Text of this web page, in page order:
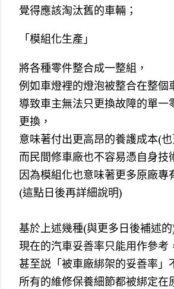
覺得應該淘汰舊的車輛；
「模組化生產」
將各種零件整合成一整組，
例如車燈裡的燈泡被整合在整個
導致車主無法只更換故障的單一
更換，
意味著付出更高昂的養護成本(
而民間修車廠也不容易憑自身技
因為模組化也意味著更多原廠專
(這點日後再詳細說明)
基於上述幾種(與更多日後補述的
現在的汽車妥善率只能用作參考
甚至説「被車廠綁架的妥善率」
所有的維修保養細節都被綁定在